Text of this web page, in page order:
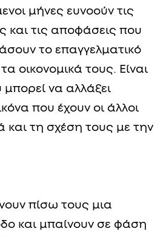
μήνες ευνοούν τις
και τις αποφάσεις που
το επαγγελματικό
οικονομικά τους. Είναι
να αλλάξει
που έχουν οι άλλοι
και τη σχέση τους με την
πίσω τους μια
και μπαίνουν σε φάση